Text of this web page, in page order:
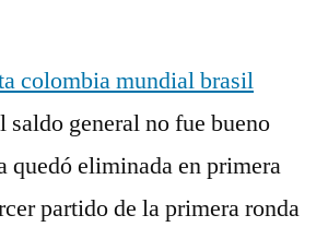
saldo general no fue bueno
quedó eliminada en primera
partido de la primera ronda